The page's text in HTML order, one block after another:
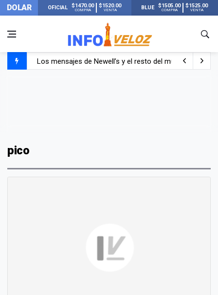
DOLAR OFICIAL $1470.00
COMPRA
$1520.00
VENTA BLUE $1505.00
COMPRA
$1525.00
VENTA
Los mensajes de Newell’s y el resto del mundo del
pico